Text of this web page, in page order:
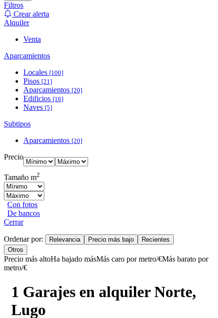
Filtros
Crear alerta
Alquiler
Venta
Aparcamientos
Locales [100]
Pisos [21]
Aparcamientos [20]
Edificios [16]
Naves [5]
Subtipos
Aparcamientos [20]
Precio
Tamaño m2
Con fotos
De bancos
Cerrar
Ordenar por: Relevancia Precio más bajo
Recientes
Otros
Precio más altoHa bajado másMás caro por metro/€Más barato por
metro/€
1 Garajes en alquiler Norte,
Lugo